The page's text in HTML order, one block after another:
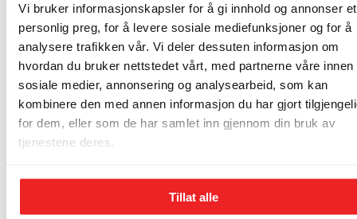
Vi bruker informasjonskapsler for å gi innhold og annonser et
personlig preg, for å levere sosiale mediefunksjoner og for å
analysere trafikken vår. Vi deler dessuten informasjon om
hvordan du bruker nettstedet vårt, med partnerne våre innen
sosiale medier, annonsering og analysearbeid, som kan
kombinere den med annen informasjon du har gjort
for dem, eller som de har samlet inn gjennom din bruk av
tjenestene deres.
Tillat alle
Får du ikke plassert
varmepumpens utedel i ly
for nedbør? Et
varmepumpetak kan sikre
både bedre driftsforhold og
lengre levetid. Taket
beskytter effektivt utedelen
Pris: På
forespørsel